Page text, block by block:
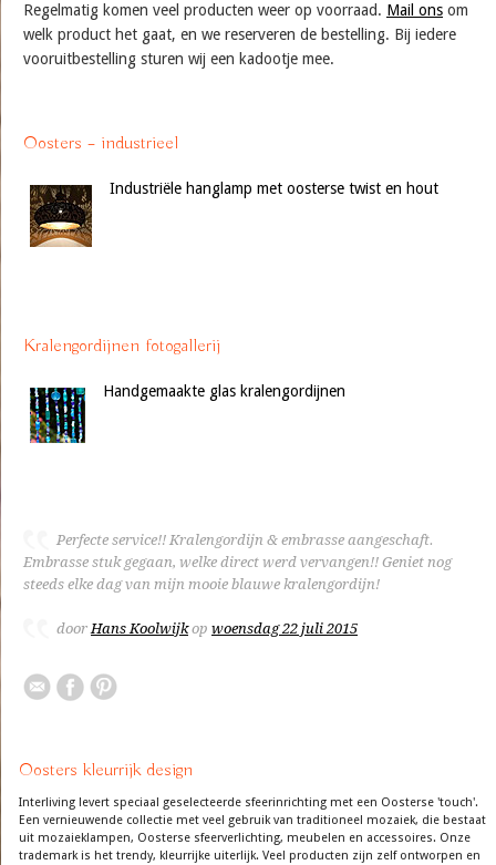
Regelmatig komen veel producten weer op voorraad. Mail ons om
welk product het gaat, en we reserveren de bestelling. Bij iedere
vooruitbestelling sturen wij een kadootje mee.
Oosters – industrieel
Industriële hanglamp met oosterse twist en hout
Kralengordijnen fotogallerij
Handgemaakte glas kralengordijnen
Perfecte service!! Kralengordijn & embrasse aangeschaft.
Embrasse stuk gegaan, welke direct werd vervangen!! Geniet nog
steeds elke dag van mijn mooie blauwe kralengordijn!
doorHans Koolwijkop woensdag 22 juli 2015
Oosters kleurrijk design
Interliving levert speciaal geselecteerde sfeerinrichting met een Oosterse 'touch'.
Een vernieuwende collectie met veel gebruik van traditioneel mozaiek, die bestaat
uit mozaieklampen, Oosterse sfeerverlichting, meubelen en accessoires. Onze
trademark is het trendy, kleurrijke uiterlijk. Veel producten zijn zelf ontworpen en